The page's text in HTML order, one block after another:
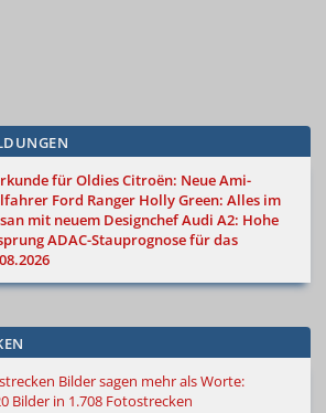
für OldiesCitroën: Neue Ami-
Ford Ranger Holly Green: Alles im
mit neuem DesignchefAudi A2: Hohe
ADAC-Stauprognose für das
Bilder sagen mehr als Worte:
Bilder in 1.708 Fotostrecken